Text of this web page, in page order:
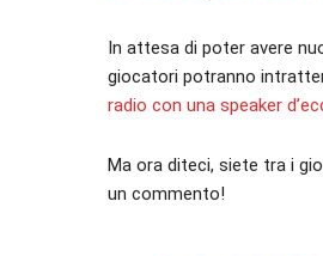
In attesa di poter avere
giocatori potranno
radio con una speaker
Ma ora diteci, siete tra i
un commento!